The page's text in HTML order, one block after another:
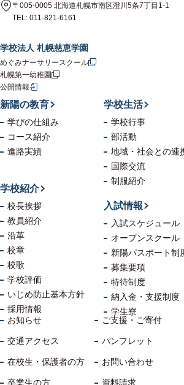
〒005-0005 北海道札幌市南区澄川5条7丁目1-1
TEL: 011-821-6161
学校法人 札幌慈恵学園
めぐみナーサリースクール
札幌第一幼稚園
公開情報
新陽の教育
学びの仕組み
コース紹介
進路実績
学校生活
学校行事
部活動
地域・社会との連
国際交流
制服紹介
学校紹介
校長挨拶
教員紹介
沿革
校章
校歌
学校評価
いじめ防止基本方針
採用情報
入試情報
入試スケジュール
オープンスクール
新陽パスポート制
募集要項
特待制度
納入金・支援制度
学生寮
お知らせ
交通アクセス
在校生・保護者の方
卒業生の方
ご支援・ご寄付
パンフレット
お問い合わせ
資料請求